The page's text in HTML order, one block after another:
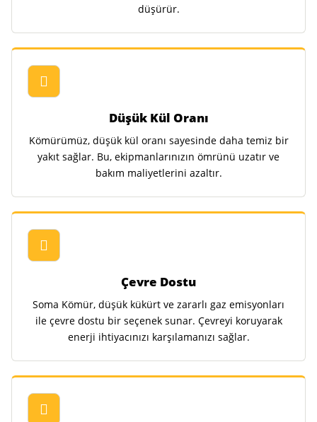
düşürür.
Düşük Kül Oranı
Kömürümüz, düşük kül oranı sayesinde daha temiz bir
yakıt sağlar. Bu, ekipmanlarınızın ömrünü uzatır ve
bakım maliyetlerini azaltır.
Çevre Dostu
Soma Kömür, düşük kükürt ve zararlı gaz emisyonları
ile çevre dostu bir seçenek sunar. Çevreyi koruyarak
enerji ihtiyacınızı karşılamanızı sağlar.